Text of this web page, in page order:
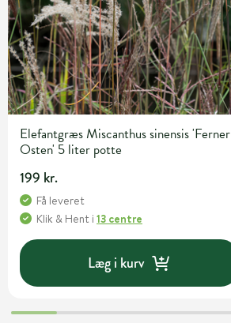
Elefantgræs Miscanthus sinensis 'Ferner
Osten' 5 liter potte
199 kr.
Få leveret
Klik & Hent i 13 centre
Læg i kurv